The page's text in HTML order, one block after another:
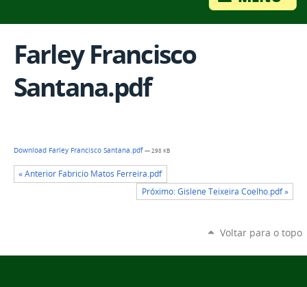
Farley Francisco
Santana.pdf
Download Farley Francisco Santana.pdf— 298 KB
« Anterior Fabricio Matos Ferreira.pdf
Próximo: Gislene Teixeira Coelho.pdf »
Voltar para o topo